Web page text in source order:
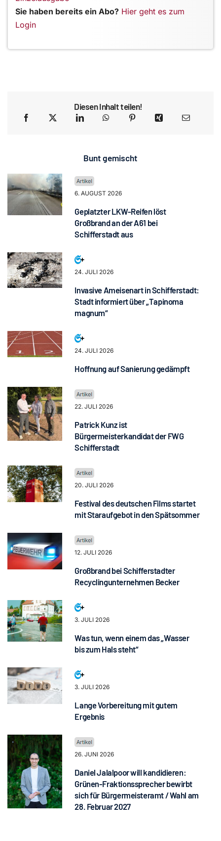
Sie haben bereits ein Abo? Hier geht es zum
Login
Diesen Inhalt teilen!
Bunt gemischt
6. AUGUST 2026
Geplatzter LKW-Reifen löst
Großbrand an der A61 bei
Schifferstadt aus
24. JULI 2026
Invasive Ameisenart in Schifferstadt:
Stadt informiert über „Tapinoma
magnum“
24. JULI 2026
Hoffnung auf Sanierung gedämpft
22. JULI 2026
Patrick Kunz ist
Bürgermeisterkandidat der FWG
Schifferstadt
20. JULI 2026
Festival des deutschen Films startet
mit Staraufgebot in den Spätsommer
12. JULI 2026
Großbrand bei Schifferstadter
Recyclingunternehmen Becker
3. JULI 2026
Was tun, wenn einem das „Wasser
bis zum Hals steht“
3. JULI 2026
Lange Vorbereitung mit gutem
Ergebnis
26. JUNI 2026
Daniel Jalalpoor will kandidieren:
Grünen-Fraktionssprecher bewirbt
sich für Bürgermeisteramt / Wahl am
28. Februar 2027